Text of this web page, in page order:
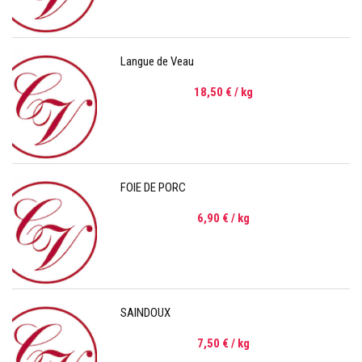
Langue de Veau
18,50 € / kg
FOIE DE PORC
6,90 € / kg
SAINDOUX
7,50 € / kg